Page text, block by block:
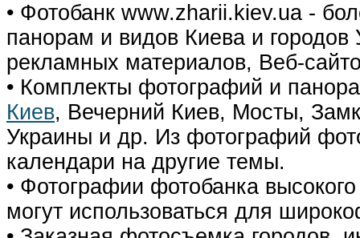
• Фотобанк www.zharii.kiev.ua -
панорам и видов Киева и городов
рекламных материалов, Веб-
• Комплекты фотографий и
Киев, Вечерний Киев, Мосты,
Украины и др. Из фотографий
календари на другие темы.
• Фотографии фотобанка
могут использоваться для